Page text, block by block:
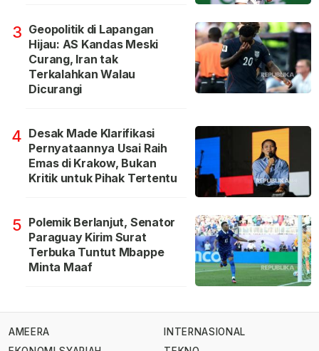
3 Geopolitik di Lapangan
Hijau: AS Kandas Meski
Curang, Iran tak
Terkalahkan Walau
Dicurangi
4 Desak Made Klarifikasi
Pernyataannya Usai Raih
Emas di Krakow, Bukan
Kritik untuk Pihak Tertentu
5 Polemik Berlanjut, Senator
Paraguay Kirim Surat
Terbuka Tuntut Mbappe
Minta Maaf
AMEERA
INTERNASIONAL